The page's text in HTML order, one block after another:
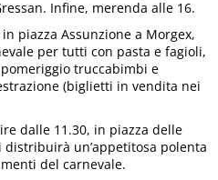
Infine, merenda alle 16.
in piazza Assunzione a Morgex,
per tutti con pasta e fagioli,
truccabimbi e
(biglietti in vendita nei
dalle 11.30, in piazza delle
un’appetitosa polenta
del carnevale.